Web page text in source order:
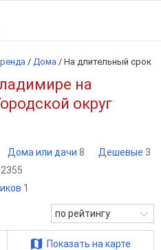
/ Дома / На длительный срок
на
округ
Дома или дачи 8 Дешевые 3
2355
1
по рейтингу
Показать на карте